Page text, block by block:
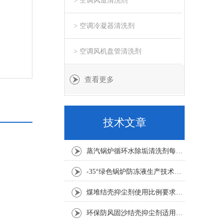
> 空调冷凝器清洗剂
> 空调风机盘管清洗剂
查看更多
技术文章
蒸汽锅炉循环水除垢清洗剂每吨水用量
-35°绿色锅炉防冻液生产技术要求
煤堆结壳抑尘剂使用比例要求1:100倍
环保防风固沙结壳抑尘剂适用要求